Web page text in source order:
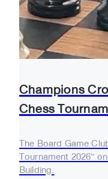
Champions
Chess
The Board Game
Tournament 2026”
Building.